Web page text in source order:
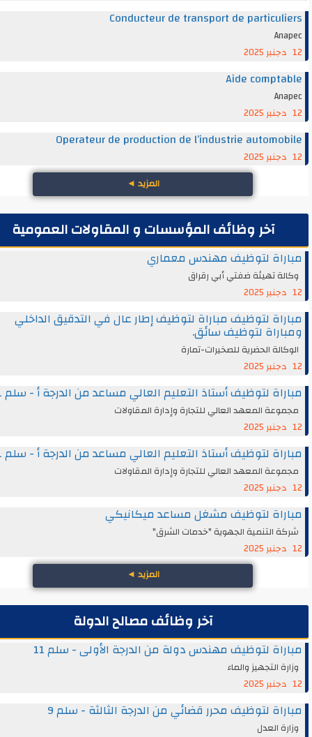
Conducteur de transport de
Aide
Operateur de production de l’industrie
◄
آخر وظائف المؤسسات و المقاولات العمومية
لتوظيف مهندس معماري
تهيئة ضفتي أبي رقراق
لتوظيف مباراة لتوظيف إطار عال في التدقيق الداخلي
لتوظيف سائق.
الحضرية للصخيرات-تمارة
لتوظيف أستاذ التعليم العالي مساعد من الدرجة أ - سلم 11
المعهد العالي للتجارة وإدارة المقاولات
لتوظيف أستاذ التعليم العالي مساعد من الدرجة أ - سلم 11
المعهد العالي للتجارة وإدارة المقاولات
لتوظيف مشغل مساعد ميكانيكي
التنمية الجهوية "خدمات الشرق"
◄
آخر وظائف مصالح الدولة
لتوظيف مهندس دولة من الدرجة الأولى - سلم 11
التجهيز والماء
لتوظيف محرر قضائي من الدرجة الثالثة - سلم 9
العدل